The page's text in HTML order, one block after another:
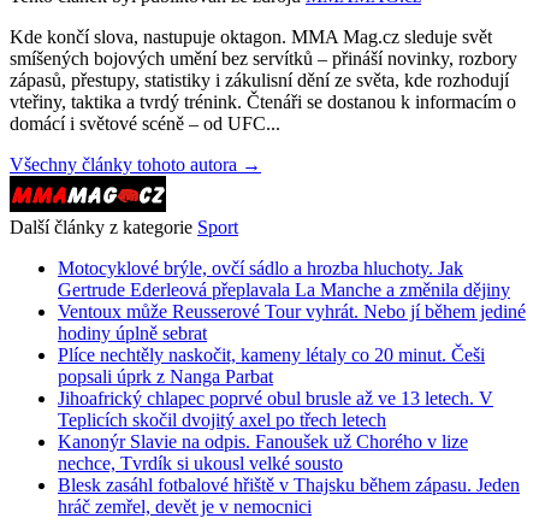
Kde končí slova, nastupuje oktagon. MMA Mag.cz sleduje svět
smíšených bojových umění bez servítků – přináší novinky, rozbory
zápasů, přestupy, statistiky i zákulisní dění ze světa, kde rozhodují
vteřiny, taktika a tvrdý trénink. Čtenáři se dostanou k informacím o
domácí i světové scéně – od UFC...
Všechny články tohoto autora →
Další články z kategorie Sport
Motocyklové brýle, ovčí sádlo a hrozba hluchoty. Jak
Gertrude Ederleová přeplavala La Manche a změnila dějiny
Ventoux může Reusserové Tour vyhrát. Nebo jí během jediné
hodiny úplně sebrat
Plíce nechtěly naskočit, kameny létaly co 20 minut. Češi
popsali úprk z Nanga Parbat
Jihoafrický chlapec poprvé obul brusle až ve 13 letech. V
Teplicích skočil dvojitý axel po třech letech
Kanonýr Slavie na odpis. Fanoušek už Chorého v lize
nechce, Tvrdík si ukousl velké sousto
Blesk zasáhl fotbalové hřiště v Thajsku během zápasu. Jeden
hráč zemřel, devět je v nemocnici